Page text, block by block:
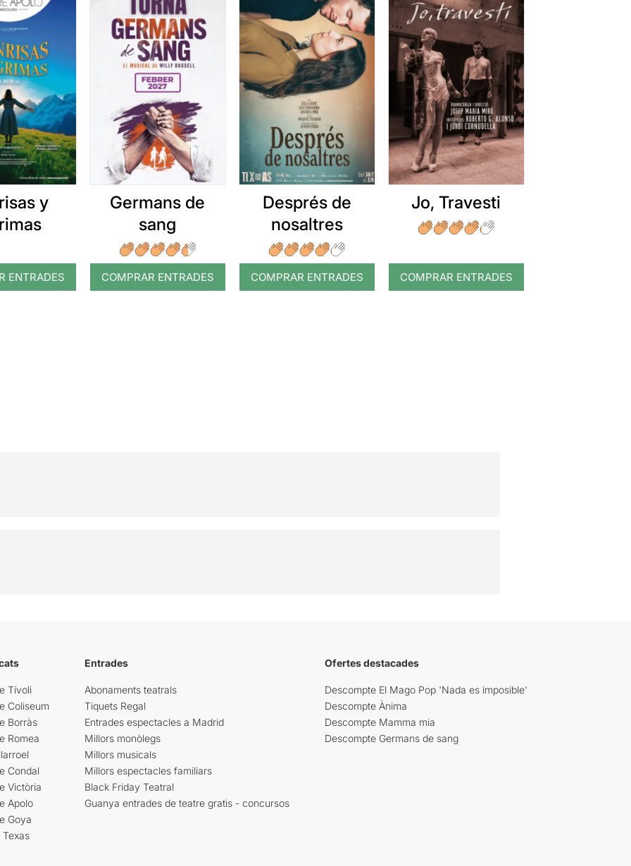
y
ENTRADES
Germans de
sang
COMPRAR ENTRADES
Després de
nosaltres
COMPRAR ENTRADES
Jo, Travesti
COMPRAR ENTRADES
Tívoli
Coliseum
Borràs
Romea
Condal
Victòria
Apolo
Goya
Texas
Entrades
Abonaments teatrals
Tiquets Regal
Entrades espectacles a Madrid
Millors monòlegs
Millors musicals
Millors espectacles familiars
Black Friday Teatral
Guanya entrades de teatre gratis - concursos
Ofertes destacades
Descompte El Mago Pop 'Nada es imposible'
Descompte Ànima
Descompte Mamma mia
Descompte Germans de sang